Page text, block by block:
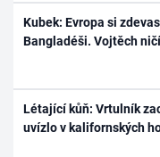
Kubek: Evropa si
Bangladéši. Vojtěch
Létající kůň: Vrtulník
uvízlo v kalifornských